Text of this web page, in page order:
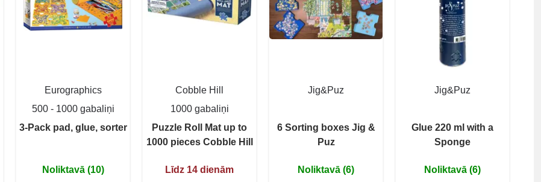
Eurographics
500 - 1000 gabaliņi
3-Pack pad, glue, sorter
Noliktavā (10)
Cobble Hill
1000 gabaliņi
Puzzle Roll Mat up to
1000 pieces Cobble Hill
Līdz 14 dienām
Jig&Puz
6 Sorting boxes Jig &
Puz
Noliktavā (6)
Jig&Puz
Glue 220 ml with a
Sponge
Noliktavā (6)